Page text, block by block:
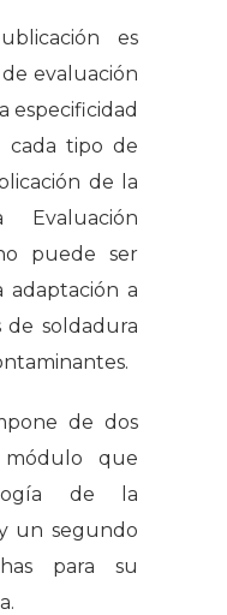
es
evaluación
especificidad
cada tipo de
de la
puede ser
a
de soldadura
de dos
que
de la
un segundo
para su